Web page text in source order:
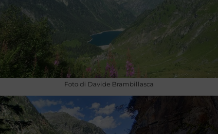
Foto di Davide Brambillasca